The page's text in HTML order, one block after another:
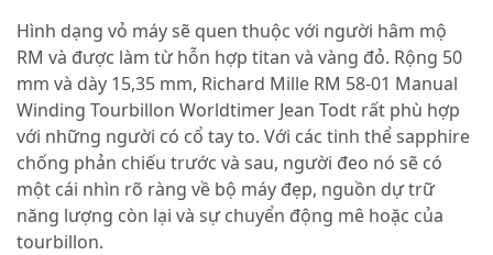
Hình dạng vỏ máy sẽ quen thuộc với người hâm mộ
RM và được làm từ hỗn hợp titan và vàng đỏ. Rộng 50
mm và dày 15,35 mm, Richard Mille RM 58-01 Manual
Winding Tourbillon Worldtimer Jean Todt rất phù hợp
với những người có cổ tay to. Với các tinh thể sapphire
chống phản chiếu trước và sau, người đeo nó sẽ có
một cái nhìn rõ ràng về bộ máy đẹp, nguồn dự trữ
năng lượng còn lại và sự chuyển động mê hoặc của
tourbillon.